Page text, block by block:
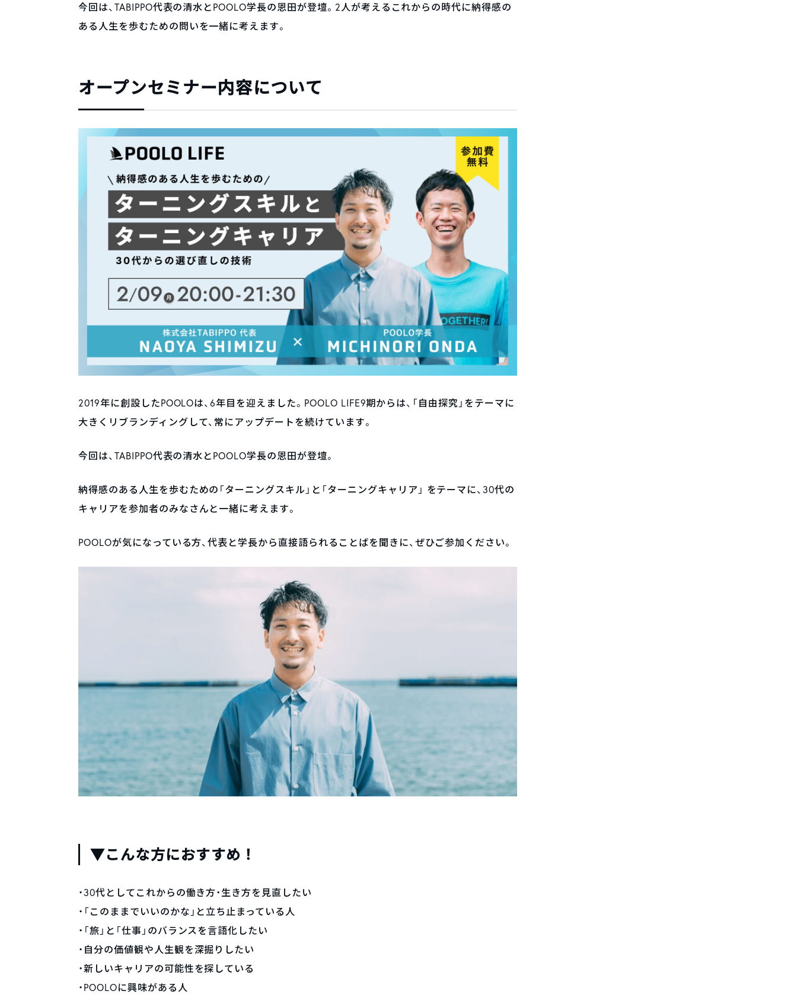
今回は、TABIPPO代表の清水とPOOLO学長の恩田が登壇。2人が考えるこれからの時代に納得感の
ある人生を歩むための問いを一緒に考えます。
オープンセミナー内容について
2019年に創設したPOOLOは、6年目を迎えました。POOLO LIFE9期からは、「自由探究」をテーマに
大きくリブランディングして、常にアップデートを続けています。
今回は、TABIPPO代表の清水とPOOLO学長の恩田が登壇。
納得感のある人生を歩むための「ターニングスキル」と「ターニングキャリア」 をテーマに、30代の
キャリアを参加者のみなさんと一緒に考えます。
POOLOが気になっている方、代表と学長から直接語られることばを聞きに、ぜひご参加ください。
▼こんな方におすすめ！
・30代としてこれからの働き方・生き方を見直したい
・「このままでいいのかな」と立ち止まっている人
・「旅」と「仕事」のバランスを言語化したい
・自分の価値観や人生観を深掘りしたい
・新しいキャリアの可能性を探している
・POOLOに興味がある人